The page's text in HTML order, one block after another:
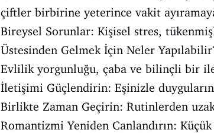
çiftler birbirine yeterince vakit
Bireysel Sorunlar: Kişisel stres,
Üstesinden Gelmek İçin Neler
Evlilik yorgunluğu, çaba ve bilinçli bir
İletişimi Güçlendirin: Eşinizle
Birlikte Zaman Geçirin: Rutinlerden
Romantizmi Yeniden Canlandırın: